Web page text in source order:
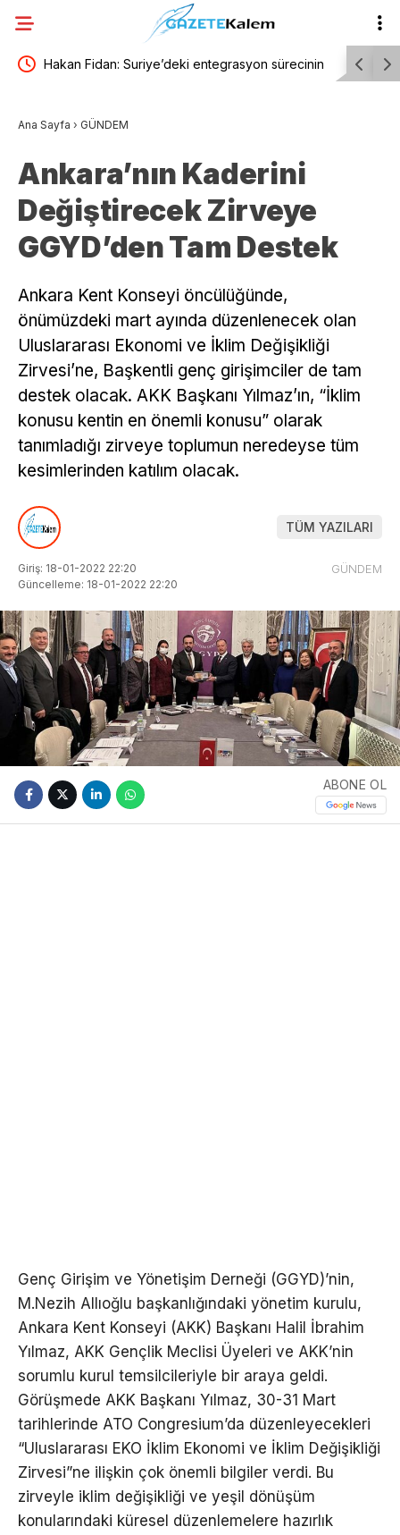
Hakan Fidan: Suriye’deki entegrasyon sürecinin Derya
Ana Sayfa › GÜNDEM
Ankara’nın Kaderini
Değiştirecek Zirveye
GGYD’den Tam Destek
Ankara Kent Konseyi öncülüğünde,
önümüzdeki mart ayında düzenlenecek olan
Uluslararası Ekonomi ve İklim Değişikliği
Zirvesi’ne, Başkentli genç girişimciler de tam
destek olacak. AKK Başkanı Yılmaz’ın, “İklim
konusu kentin en önemli konusu” olarak
tanımladığı zirveye toplumun neredeyse tüm
kesimlerinden katılım olacak.
TÜM YAZILARI
Giriş: 18-01-2022 22:20
Güncelleme: 18-01-2022 22:20
GÜNDEM
ABONE OL
Genç Girişim ve Yönetişim Derneği (GGYD)’nin,
M.Nezih Allıoğlu başkanlığındaki yönetim kurulu,
Ankara Kent Konseyi (AKK) Başkanı Halil İbrahim
Yılmaz, AKK Gençlik Meclisi Üyeleri ve AKK’nin
sorumlu kurul temsilcileriyle bir araya geldi.
Görüşmede AKK Başkanı Yılmaz, 30-31 Mart
tarihlerinde ATO Congresium’da düzenleyecekleri
“Uluslararası EKO İklim Ekonomi ve İklim Değişikliği
Zirvesi”ne ilişkin çok önemli bilgiler verdi. Bu
zirveyle iklim değişikliği ve yeşil dönüşüm
konularındaki küresel düzenlemelere hazırlık